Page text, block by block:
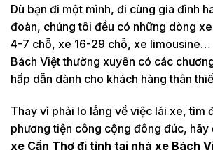
Dù bạn đi một mình, đi cùng gia đình
đoàn, chúng tôi đều có những dòng
4-7 chỗ, xe 16-29 chỗ, xe
Bách Việt thường xuyên có các
hấp dẫn dành cho khách hàng thân
Thay vì phải lo lắng về việc lái xe, tìm
phương tiện công cộng đông đúc, hãy
xe Cần Thơ đi tỉnh tại nhà xe Bách